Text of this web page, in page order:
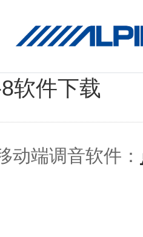
软件下载
动端调音软件：